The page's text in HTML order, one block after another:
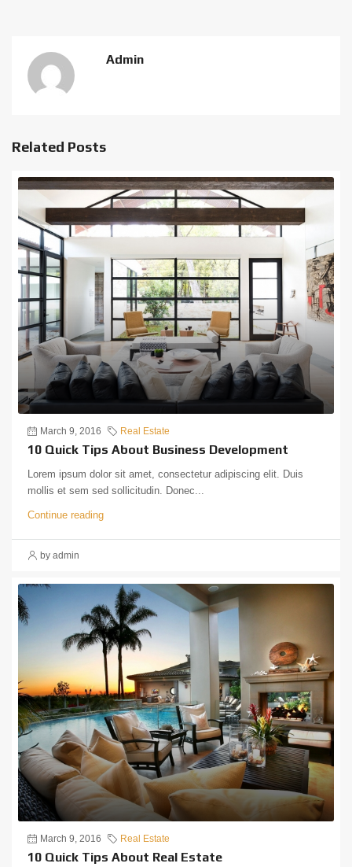
Admin
Related Posts
March 9, 2016 Real Estate
10 Quick Tips About Business Development
Lorem ipsum dolor sit amet, consectetur adipiscing elit. Duis
mollis et sem sed sollicitudin. Donec...
Continue reading
by admin
March 9, 2016 Real Estate
10 Quick Tips About Real Estate